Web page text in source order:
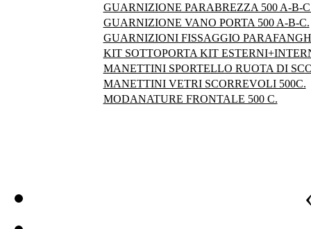
GUARNIZIONE PARABREZZA 500 A-B-
GUARNIZIONE VANO PORTA 500 A-B-C.
GUARNIZIONI FISSAGGIO
KIT SOTTOPORTA KIT
MANETTINI SPORTELLO RUOTA DI
MANETTINI VETRI SCORREVOLI 500C.
MODANATURE FRONTALE 500 C.